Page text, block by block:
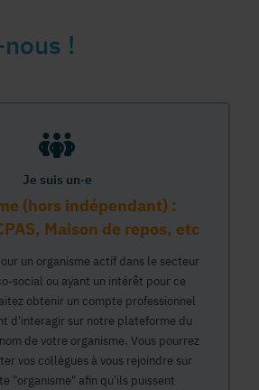
!
Je suis un·e
(hors indépendant) :
Maison de repos, etc
un organisme actif dans le secteur
social ou ayant un intérêt pour ce
obtenir un compte professionnel
d'interagir sur notre plateforme du
de votre organisme. Vous pourrez
vos collègues à vous rejoindre sur
"organisme" afin qu'ils puissent